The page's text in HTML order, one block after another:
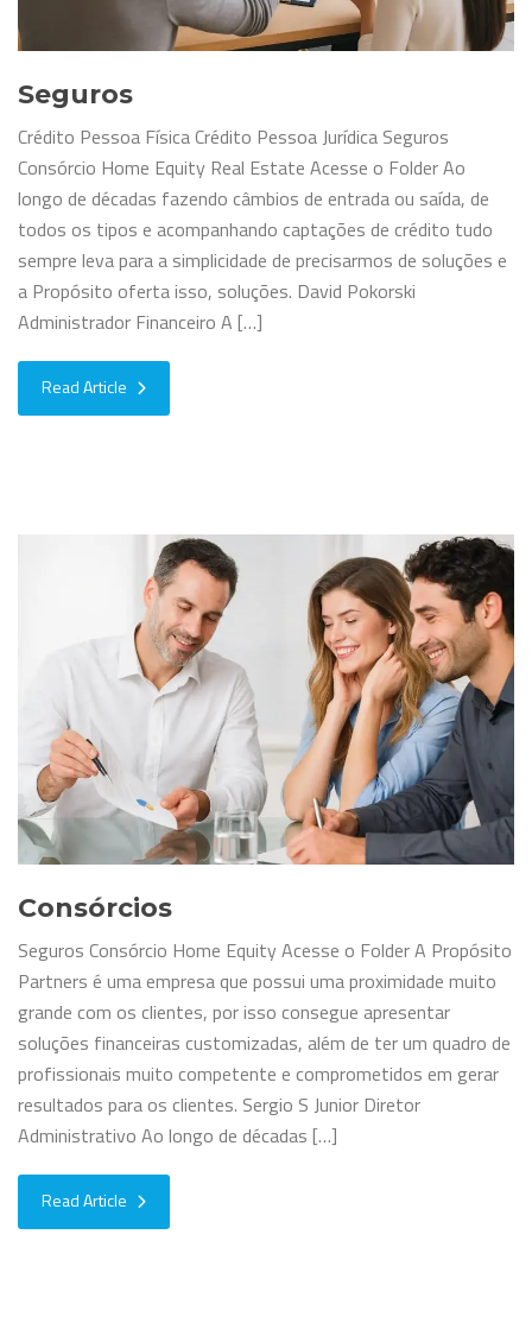
Seguros
Crédito Pessoa Física Crédito Pessoa Jurídica Seguros
Consórcio Home Equity Real Estate Acesse o Folder Ao
longo de décadas fazendo câmbios de entrada ou saída, de
todos os tipos e acompanhando captações de crédito tudo
sempre leva para a simplicidade de precisarmos de soluções e
a Propósito oferta isso, soluções. David Pokorski
Administrador Financeiro A […]
Read Article
Consórcios
Seguros Consórcio Home Equity Acesse o Folder A Propósito
Partners é uma empresa que possui uma proximidade muito
grande com os clientes, por isso consegue apresentar
soluções financeiras customizadas, além de ter um quadro de
profissionais muito competente e comprometidos em gerar
resultados para os clientes. Sergio S Junior Diretor
Administrativo Ao longo de décadas […]
Read Article